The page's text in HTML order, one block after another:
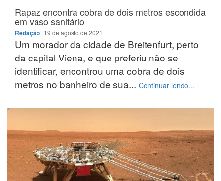
Rapaz encontra cobra de dois metros escondida
em vaso sanitário
Redação 19 de agosto de 2021
Um morador da cidade de Breitenfurt, perto
da capital Viena, e que preferiu não se
identificar, encontrou uma cobra de dois
metros no banheiro de sua... Continuar lendo...